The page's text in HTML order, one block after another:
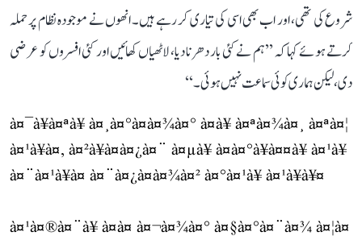
شروع کی تھی، اور اب بھی اسی کی تیاری کر رہے ہیں۔ انھوں نے موجودہ نظام پر حملہ
کرتے ہوئے کہا کہ ’’ہم نے کئی بار دھرنا دیا، لاٹھیاں کھائیں اور کئی افسروں کو عرضی
دی، لیکن ہماری کوئی سماعت نہیں ہوئی۔‘‘
à¤¯à¥à¤ªà¥ à¤¸à¤°à¤à¤¾à¤° à¤à¥ à¤ªà¤¾à¤¸ à¤ªà¤¦
à¤¹à¥à¤, à¤²à¥à¤à¤¿à¤¨ à¤µà¥ à¤­à¤°à¥à¤¤à¥ à¤¹à¥
à¤¨à¤¹à¥à¤ à¤¨à¤¿à¤à¤¾à¤² à¤°à¤¹à¥ à¤¹à¥à¥¤
à¤¹à¤®à¤¨à¥ à¤à¤ à¤¬à¤¾à¤° à¤§à¤°à¤¨à¤¾ à¤¦à¤